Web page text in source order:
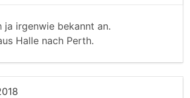
ja irgenwie bekannt an.
Halle nach Perth.